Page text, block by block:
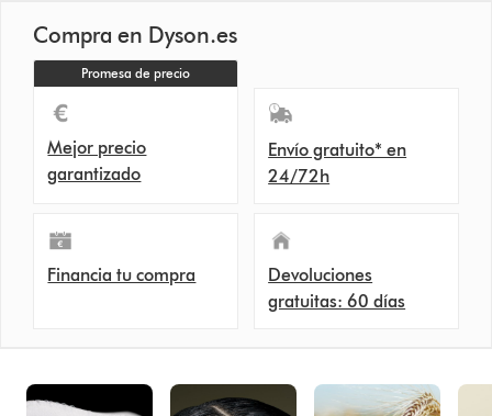
Compra en Dyson.es
Promesa de precio
Mejor precio
garantizado
Envío gratuito* en
24/72h
Financia tu compra
Devoluciones
gratuitas: 60 días